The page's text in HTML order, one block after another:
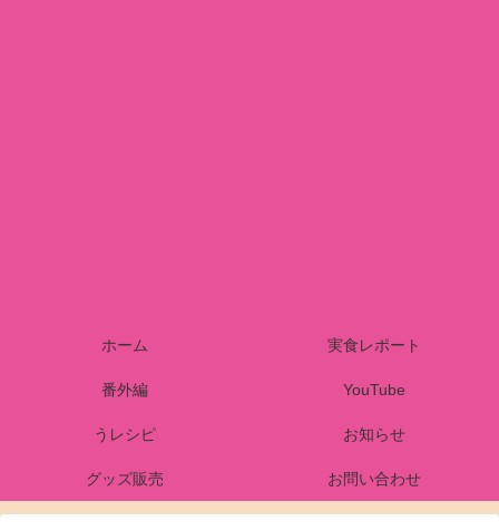
ホーム 実食レポート
番外編 YouTube
うレシピ お知らせ
グッズ販売 お問い合わせ